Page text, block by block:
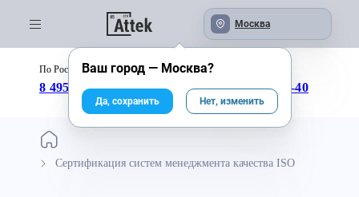
Москва
По России бесплатно:
8 495 246-04-43 8 800 333-25-40
Сертификация систем менеджмента качества ISO
Ваш город — Москва?
Да, сохранить Нет, изменить